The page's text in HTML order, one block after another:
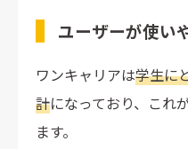
ユーザーが使い
ワンキャリアは学生に
計になっており、これ
ます。